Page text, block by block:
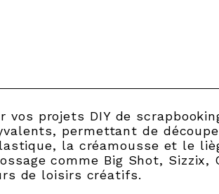
vos projets DIY de
permettant de
la créamousse et le
comme Big Shot,
de loisirs créatifs.